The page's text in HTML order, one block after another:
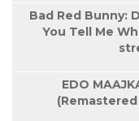
Bad Red Bunny:
You Tell Me
EDO